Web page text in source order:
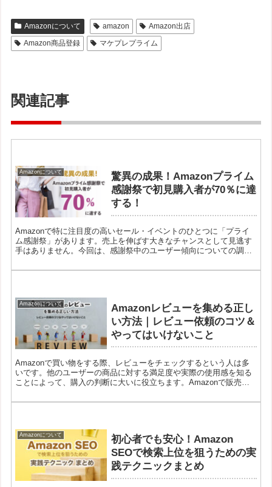
Amazonについて amazon
Amazon出店
Amazon商品登録
マケプレプライム
関連記事
Amazonについて
驚異の成果！Amazonプライム
感謝祭で初見購入者が70％に達
する！
Amazonで特に注目度の高いセール・イベントのひとつに「プライ
ム感謝祭」があります。売上を伸ばす大きなチャンスとして見逃す
手はありません。今回は、感謝祭中のユーザー傾向についての調査
ください。
Amazonについて
Amazonレビューを集める正し
い方法｜レビュー依頼のコツ＆
やってはいけないこと
Amazonで買い物をする際、レビューをチェックするという人は多
いです。他のユーザーの商品に対する満足度や実際の使用感を知る
ことによって、購入の判断に大いに役立ちます。Amazonで販売を
ころです。
Amazonについて
初心者でも安心！Amazon
SEOで検索上位を狙うための実
践テクニックまとめ